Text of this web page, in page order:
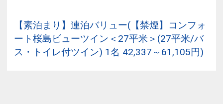
【素泊まり】連泊バリュー(【禁煙】コンフォ
ート桜島ビューツイン＜27平米＞(27平米/バ
ス・トイレ付ツイン) 1名 42,337～61,105円)